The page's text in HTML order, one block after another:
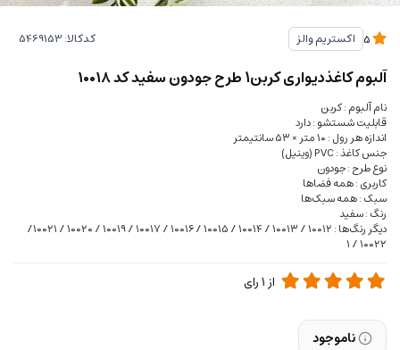
اکستریم والز کدکالا:
آلبوم کاغذدیواری کربن1 طرح جودون سفید کد ۱۰۰۱۸
نام آلبوم : کربن
قابلیت شستشو : دارد
اندازه هر رول : ۱۰ متر × ۵۳ سانتیمتر
جنس کاغذ : PVC (وینیل)
نوع طرح : جودون
کاربری : همه فضاها
سبک : همه سبک‌ها
رنگ : سفید
دیگر رنگ‌ها : ۱۰۰۱۲ / ۱۰۰۱۳ / ۱۰۰۱۴ / ۱۰۰۱۵ / ۱۰۰۱۶ / ۱۰۰۱۷ / ۱۰۰۱۹ / ۱۰۰۲۰ / ۱۰۰۲۱/
۱۰۰۲۲ / ۱
از 1رای
ناموجود